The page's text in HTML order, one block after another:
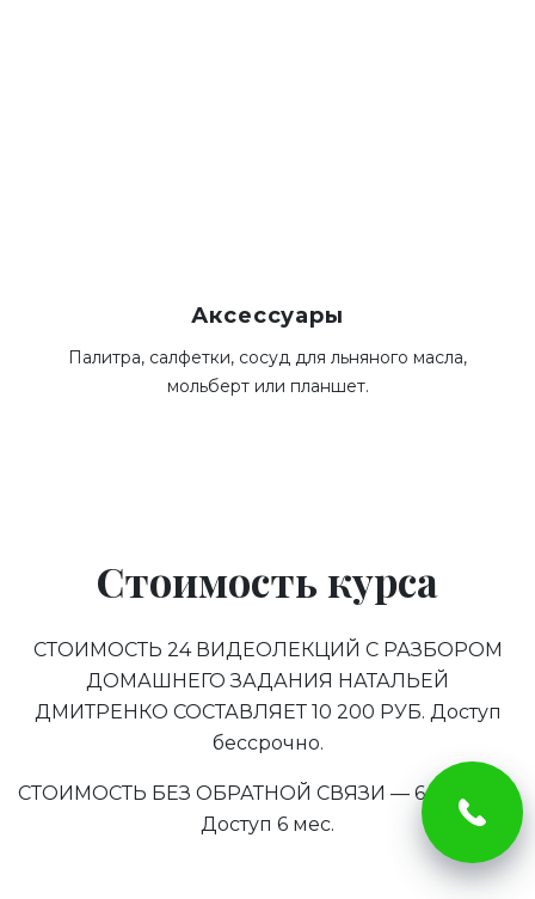
Аксессуары
Палитра, салфетки, сосуд для льняного масла,
мольберт или планшет.
Стоимость курса
СТОИМОСТЬ 24 ВИДЕОЛЕКЦИЙ С РАЗБОРОМ
ДОМАШНЕГО ЗАДАНИЯ НАТАЛЬЕЙ
ДМИТРЕНКО СОСТАВЛЯЕТ 10 200 РУБ. Доступ
бессрочно.
СТОИМОСТЬ БЕЗ ОБРАТНОЙ СВЯЗИ — 6 500 РУБ.
Доступ 6 мес.